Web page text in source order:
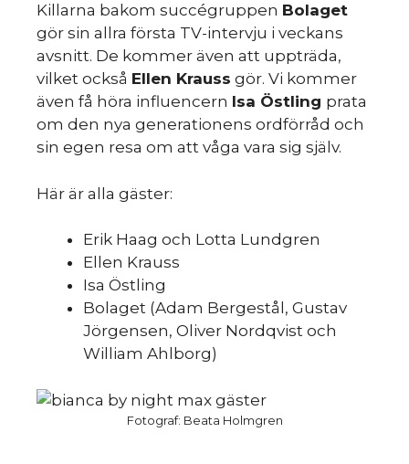
Killarna bakom succégruppen Bolaget
gör sin allra första TV-intervju i veckans
avsnitt. De kommer även att uppträda,
vilket också Ellen Krauss gör. Vi kommer
även få höra influencern Isa Östling prata
om den nya generationens ordförråd och
sin egen resa om att våga vara sig själv.
Här är alla gäster:
Erik Haag och Lotta Lundgren
Ellen Krauss
Isa Östling
Bolaget (Adam Bergestål, Gustav
Jörgensen, Oliver Nordqvist och
William Ahlborg)
Fotograf: Beata Holmgren